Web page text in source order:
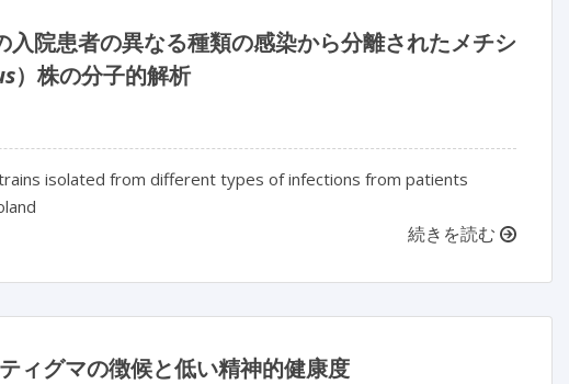
院患者の異なる種類の感染から分離されたメチシ
）株の分子的解析
isolated from different types of infections from patients
続きを読む
ィグマの徴候と低い精神的健康度